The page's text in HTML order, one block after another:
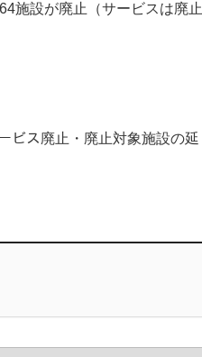
施設が廃止（サービスは廃止
ビス廃止・廃止対象施設の延